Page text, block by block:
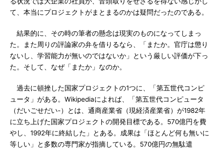
て、本当にプロジェクトがまとまるのかは疑問だったのである。
結果的に、その時の筆者の懸念は現実のものになってしまっ
た。また周りの評論家の弁を借りるなら、「またか。官庁は懲り
ないし、学習能力が無いのではないか」という厳しい評価が下っ
た。そして、なぜ「またか」なのか。
過去に頓挫した国家プロジェクトの1つに、「第五世代コンピ
ュータ」がある。Wikipediaによれば、「第五世代コンピュータ
（だいごせだい-）とは、通商産業省（現経済産業省）が1982年
に立ち上げた国家プロジェクトの開発目標である。570億円を費
やし、1992年に終結した」とある。成果は「ほとんど何も無いに
等しい」と多数の専門家が指摘している。570億円の無駄遣